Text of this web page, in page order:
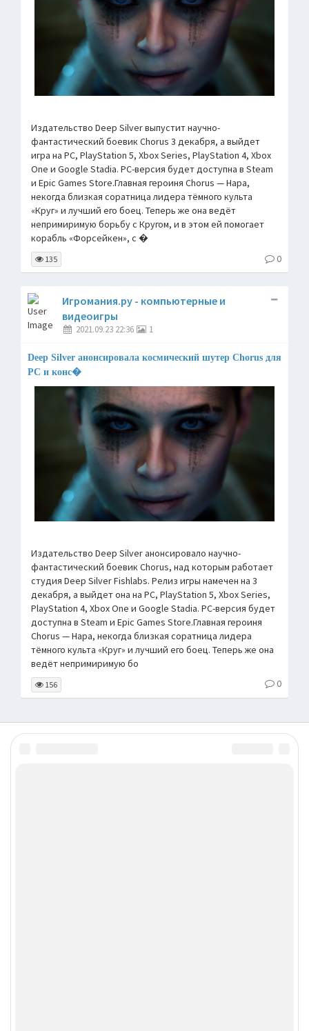
Издательство Deep Silver выпустит научно-
фантастический боевик Chorus 3 декабря, а выйдет
игра на РС, PlayStation 5, Xbox Series, PlayStation 4, Xbox
One и Google Stadia. PC-версия будет доступна в Steam
и Epic Games Store.Главная героиня Chorus — Нара,
некогда близкая соратница лидера тёмного культа
«Круг» и лучший его боец. Теперь же она ведёт
непримиримую борьбу с Кругом, и в этом ей помогает
корабль «Форсейкен», с �
135 0
Игромания.ру - компьютерные и
видеоигры
2021.09.23 22:36 1
Deep Silver анонсировала космический шутер Chorus для
PC и конс�
Издательство Deep Silver анонсировало научно-
фантастический боевик Chorus, над которым работает
студия Deep Silver Fishlabs. Релиз игры намечен на 3
декабря, а выйдет она на РС, PlayStation 5, Xbox Series,
PlayStation 4, Xbox One и Google Stadia. PC-версия будет
доступна в Steam и Epic Games Store.Главная героиня
Chorus — Нара, некогда близкая соратница лидера
тёмного культа «Круг» и лучший его боец. Теперь же она
ведёт непримиримую бо
156 0